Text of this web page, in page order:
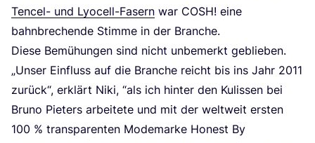
Ten­cel- und Lyo­cell-Fasern war COSH! eine
bahn­bre­chen­de Stim­me in der Branche.
Die­se Bemü­hun­gen sind nicht unbe­merkt geblie­ben.
„Unser Ein­fluss auf die Bran­che reicht bis ins Jahr 2011
zurück“, erklärt Niki, “als ich hin­ter den Kulis­sen bei
Bru­no Pie­ters arbei­te­te und mit der welt­weit ers­ten
100 % trans­pa­ren­ten Mode­mar­ke Honest By